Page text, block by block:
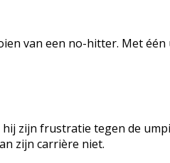
van een no-hitter. Met één
hij zijn frustratie tegen de
zijn carrière niet.